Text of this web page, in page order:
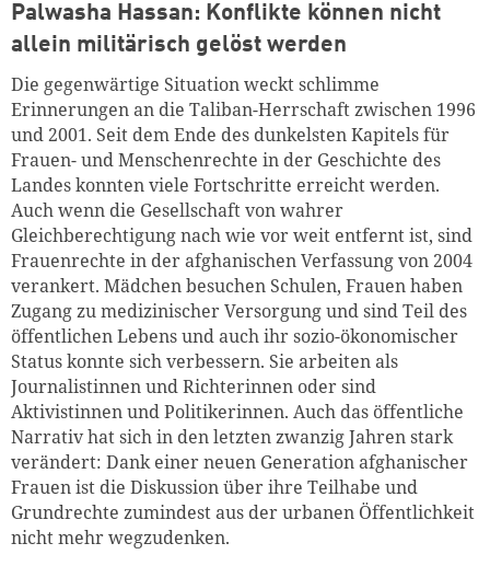
Palwasha Hassan: Konflikte können nicht
allein militärisch gelöst werden
Die gegenwärtige Situation weckt schlimme
Erinnerungen an die Taliban-Herrschaft zwischen 1996
und 2001. Seit dem Ende des dunkelsten Kapitels für
Frauen- und Menschenrechte in der Geschichte des
Landes konnten viele Fortschritte erreicht werden.
Auch wenn die Gesellschaft von wahrer
Gleichberechtigung nach wie vor weit entfernt ist, sind
Frauenrechte in der afghanischen Verfassung von 2004
verankert. Mädchen besuchen Schulen, Frauen haben
Zugang zu medizinischer Versorgung und sind Teil des
öffentlichen Lebens und auch ihr sozio-ökonomischer
Status konnte sich verbessern. Sie arbeiten als
Journalistinnen und Richterinnen oder sind
Aktivistinnen und Politikerinnen. Auch das öffentliche
Narrativ hat sich in den letzten zwanzig Jahren stark
verändert: Dank einer neuen Generation afghanischer
Frauen ist die Diskussion über ihre Teilhabe und
Grundrechte zumindest aus der urbanen Öffentlichkeit
nicht mehr wegzudenken.